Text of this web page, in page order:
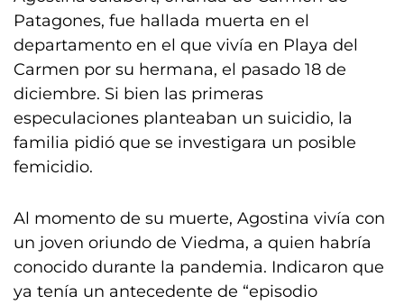
Patagones, fue hallada muerta en el
departamento en el que vivía en Playa del
Carmen por su hermana, el pasado 18 de
diciembre. Si bien las primeras
especulaciones planteaban un suicidio, la
familia pidió que se investigara un posible
femicidio.
Al momento de su muerte, Agostina vivía con
un joven oriundo de Viedma, a quien habría
conocido durante la pandemia. Indicaron que
ya tenía un antecedente de “episodio